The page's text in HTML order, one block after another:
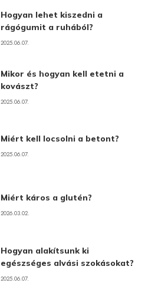
Hogyan lehet kiszedni a
rágógumit a ruhából?
2025.06.07.
Mikor és hogyan kell etetni a
kovászt?
2025.06.07.
Miért kell locsolni a betont?
2025.06.07.
Miért káros a glutén?
2026.03.02.
Hogyan alakítsunk ki
egészséges alvási szokásokat?
2025.06.07.